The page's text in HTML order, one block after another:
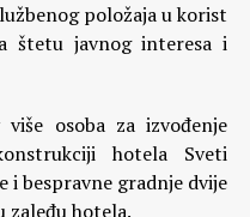
položaja u korist
štetu javnog interesa i
osoba za izvođenje
hotela Sveti
i bespravne gradnje dvije
zaleđu hotela.